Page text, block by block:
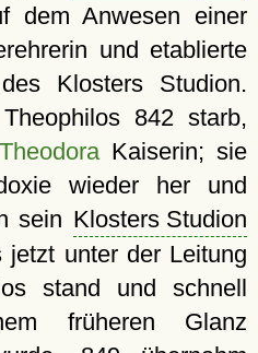
dem Anwesen einer
und etablierte
Klosters Studion.
842 starb,
TheodoraKaiserin; sie
wieder her und
sein Klosters Studion
jetzt unter der Leitung
stand und schnell
früheren Glanz